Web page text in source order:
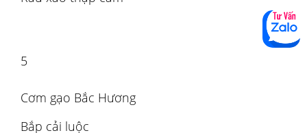
5
Cơm gạo Bắc Hương
Bắp cải luộc